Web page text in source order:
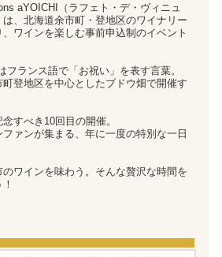
aYOICHI（ラフェト・デ・ヴィニュ
、北海道余市町・登地区のワイナリー
ワインを楽しむ事前申込制のイベント
フランス語で「お祝い」を表す言葉。
登地区を中心としたブドウ畑で開催す
すべき10回目の開催。
ァンが集まる、年に一度の特別な一日
ワインを味わう。そんな贅沢な時間を